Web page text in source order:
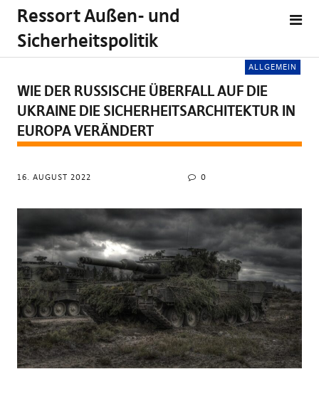
Ressort Außen- und
Sicherheitspolitik
ALLGEMEIN
WIE DER RUSSISCHE ÜBERFALL AUF DIE
UKRAINE DIE SICHERHEITSARCHITEKTUR IN
EUROPA VERÄNDERT
16. AUGUST 2022 0